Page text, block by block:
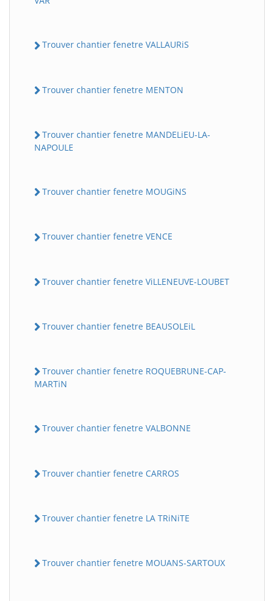
Trouver chantier fenetre VALLAURiS
Trouver chantier fenetre MENTON
Trouver chantier fenetre MANDELiEU-LA-
NAPOULE
Trouver chantier fenetre MOUGiNS
Trouver chantier fenetre VENCE
Trouver chantier fenetre ViLLENEUVE-LOUBET
Trouver chantier fenetre BEAUSOLEiL
Trouver chantier fenetre ROQUEBRUNE-CAP-
MARTiN
Trouver chantier fenetre VALBONNE
Trouver chantier fenetre CARROS
Trouver chantier fenetre LA TRiNiTE
Trouver chantier fenetre MOUANS-SARTOUX